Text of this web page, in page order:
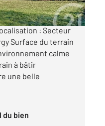
avec fort
: Secteur
Surface du terrain
calme
à bâtir
une belle
du bien